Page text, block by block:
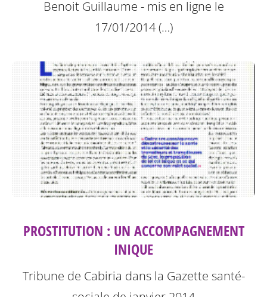
Benoit Guillaume - mis en ligne le
17/01/2014 (…)
PROSTITUTION : UN ACCOMPAGNEMENT
INIQUE
Tribune de Cabiria dans la Gazette santé-